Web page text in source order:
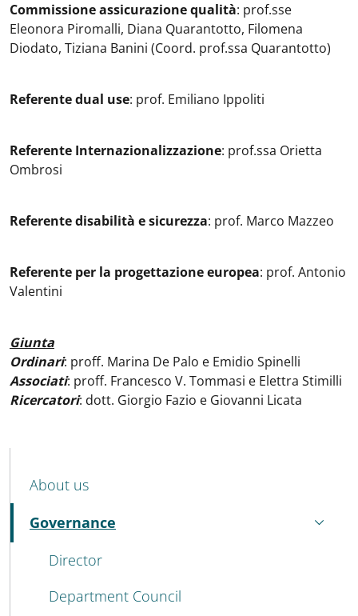
Commissione assicurazione qualità: prof.sse
Eleonora Piromalli, Diana Quarantotto, Filomena
Diodato, Tiziana Banini (Coord. prof.ssa Quarantotto)
Referente dual use: prof. Emiliano Ippoliti
Referente Internazionalizzazione: prof.ssa Orietta
Ombrosi
Referente disabilità e sicurezza: prof. Marco Mazzeo
Referente per la progettazione europea: prof. Antonio
Valentini
Giunta
Ordinari: proff. Marina De Palo e Emidio Spinelli
Associati: proff. Francesco V. Tommasi e Elettra Stimilli
Ricercatori: dott. Giorgio Fazio e Giovanni Licata
MENU CEV SECOND NAVIGATION
About us
Governance
Active
Director
Department Council